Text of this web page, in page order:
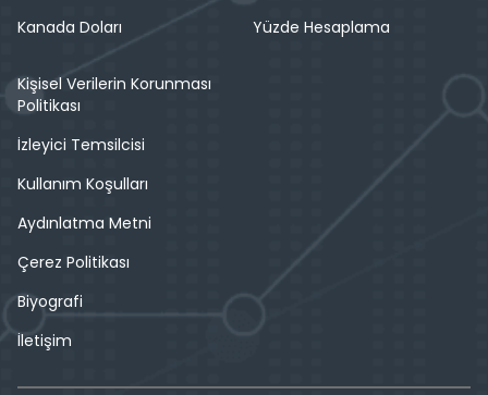
Kanada Doları
Yüzde Hesaplama
Kişisel Verilerin Korunması
Politikası
İzleyici Temsilcisi
Kullanım Koşulları
Aydınlatma Metni
Çerez Politikası
Biyografi
İletişim